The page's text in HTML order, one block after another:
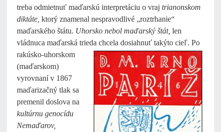
treba odmietnuť maďarskú interpretáciu o vraj trianonskom
diktáte, ktorý znamenal nespravodlivé „roztrhanie“
maďarského štátu. Uhorsko nebol maďarský štát, len
vládnuca maďarská trieda chcela dosiahnuť takýto cieľ. Po
rakúsko-uhorskom
(maďarskom)
vyrovnaní v 1867
maďarizačný tlak sa
premenil doslova na
kultúrnu genocídu
Nemaďarov,